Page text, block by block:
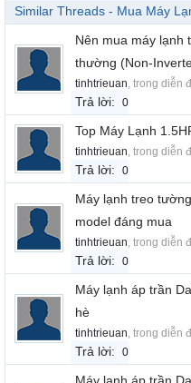
Similar Threads - Mua Máy
Nên mua máy lạnh
thường (Non-
tinhtrieuan, trong diễn
Trả lời: 0
Top Máy Lạnh
tinhtrieuan, trong diễn
Trả lời: 0
Máy lạnh treo
model đáng mua
tinhtrieuan, trong diễn
Trả lời: 0
Máy lạnh áp trần
hè
tinhtrieuan, trong diễn
Trả lời: 0